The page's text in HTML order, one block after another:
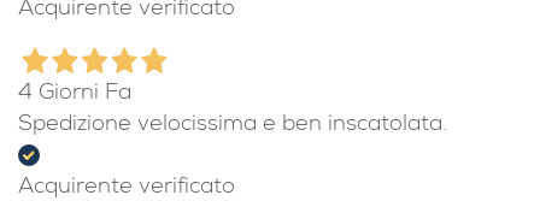
Acquirente verificato
4 Giorni Fa
Spedizione velocissima e ben inscatolata.
Acquirente verificato